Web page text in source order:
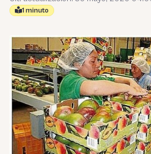
1 minuto